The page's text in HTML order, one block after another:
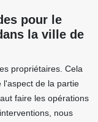
pour le
la ville de
propriétaires. Cela
l'aspect de la partie
faire les opérations
nous